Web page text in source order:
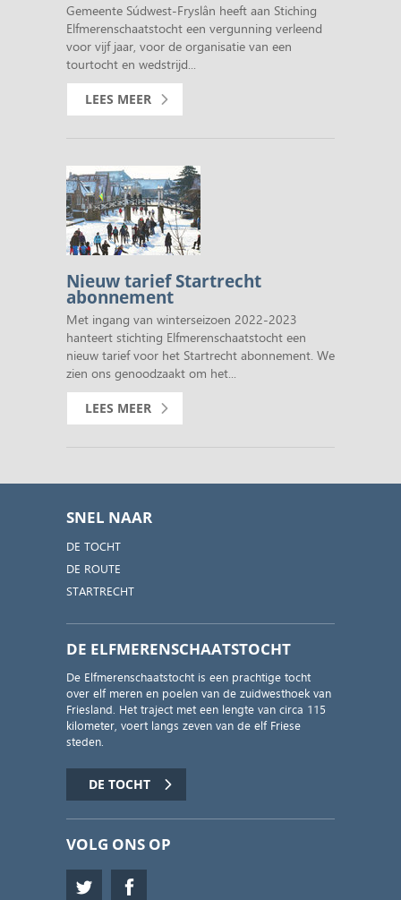
Gemeente Súdwest-Fryslân heeft aan Stiching
Elfmerenschaatstocht een vergunning verleend
voor vijf jaar, voor de organisatie van een
tourtocht en wedstrijd...
LEES MEER
Nieuw tarief Startrecht
abonnement
Met ingang van winterseizoen 2022-2023
hanteert stichting Elfmerenschaatstocht een
nieuw tarief voor het Startrecht abonnement. We
zien ons genoodzaakt om het...
LEES MEER
SNEL NAAR
DE TOCHT
DE ROUTE
STARTRECHT
DE ELFMERENSCHAATSTOCHT
De Elfmerenschaatstocht is een prachtige tocht
over elf meren en poelen van de zuidwesthoek van
Friesland. Het traject met een lengte van circa 115
kilometer, voert langs zeven van de elf Friese
steden.
DE TOCHT
VOLG ONS OP